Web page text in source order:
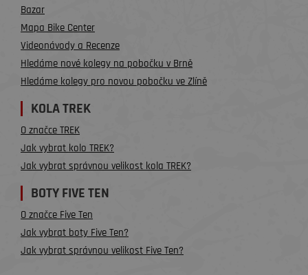
Bazar
Mapa Bike Center
Videonávody a Recenze
Hledáme nové kolegy na pobočku v Brně
Hledáme kolegy pro novou pobočku ve Zlíně
KOLA TREK
O značce TREK
Jak vybrat kolo TREK?
Jak vybrat správnou velikost kola TREK?
BOTY FIVE TEN
O značce Five Ten
Jak vybrat boty Five Ten?
Jak vybrat správnou velikost Five Ten?